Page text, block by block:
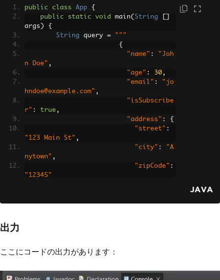
public class App
{
public
static void main( String
args )
{
String query =
"""
{
"name" :
"Joh
n Doe" ,
"age" : 30,
"email" :
"jo
hndoe@example.com" ,
"isSubscribe
r" : true ,
"address" :
{
"street" :
"123 Main St" ,
"city" :
"A
nytown" ,
"zipCode" :
"12345"
""";
}
JAVA
出力
ここにコードの出力があります：